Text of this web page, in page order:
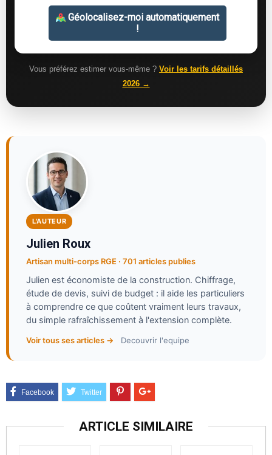
Vous préférez estimer vous-même ? Voir les tarifs détaillés
2026 →
L'AUTEUR
Julien Roux
Artisan multi-corps RGE · 701 articles publies
Julien est économiste de la construction. Chiffrage,
étude de devis, suivi de budget : il aide les particuliers
à comprendre ce que coûtent vraiment leurs travaux,
du simple rafraîchissement à l'extension complète.
Voir tous ses articles → Decouvrir l'equipe
ARTICLE SIMILAIRE